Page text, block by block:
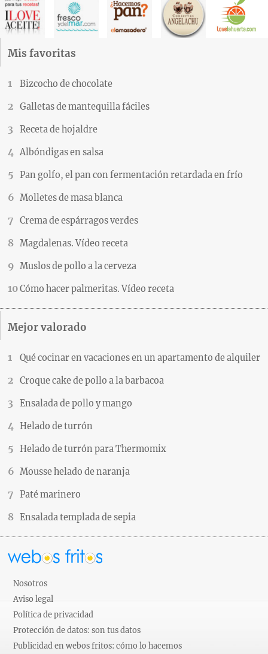
Mis favoritas
Bizcocho de chocolate
Galletas de mantequilla fáciles
Receta de hojaldre
Albóndigas en salsa
Pan golfo, el pan con fermentación retardada en frío
Molletes de masa blanca
Crema de espárragos verdes
Magdalenas. Vídeo receta
Muslos de pollo a la cerveza
Cómo hacer palmeritas. Vídeo receta
Mejor valorado
Qué cocinar en vacaciones en un apartamento de alquiler
Croque cake de pollo a la barbacoa
Ensalada de pollo y mango
Helado de turrón
Helado de turrón para Thermomix
Mousse helado de naranja
Paté marinero
Ensalada templada de sepia
Nosotros
Aviso legal
Política de privacidad
Protección de datos: son tus datos
Publicidad en webos fritos: cómo lo hacemos